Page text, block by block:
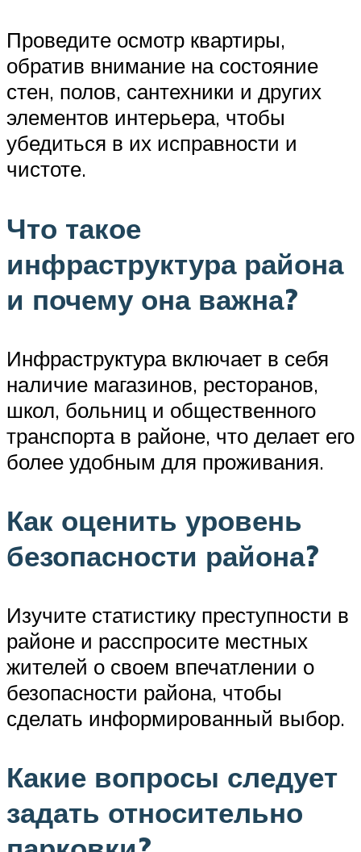
Проведите осмотр квартиры,
обратив внимание на состояние
стен, полов, сантехники и других
элементов интерьера, чтобы
убедиться в их исправности и
чистоте.
Что такое
инфраструктура района
и почему она важна?
Инфраструктура включает в себя
наличие магазинов, ресторанов,
школ, больниц и общественного
транспорта в районе, что делает его
более удобным для проживания.
Как оценить уровень
безопасности района?
Изучите статистику преступности в
районе и расспросите местных
жителей о своем впечатлении о
безопасности района, чтобы
сделать информированный выбор.
Какие вопросы следует
задать относительно